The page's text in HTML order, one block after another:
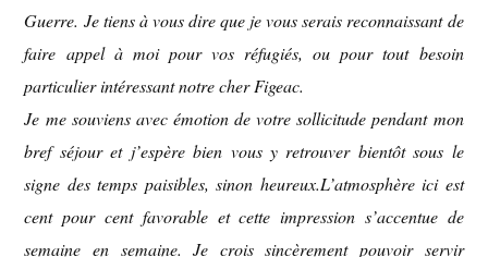
Guerre. Je tiens à vous dire que je vous serais reconnaissant de
faire appel à moi pour vos réfugiés, ou pour tout besoin
particulier intéressant notre cher Figeac.
Je me souviens avec émotion de votre sollicitude pendant mon
bref séjour et j’espère bien vous y retrouver bientôt sous le
signe des temps paisibles, sinon heureux.L’atmosphère ici est
cent pour cent favorable et cette impression s’accentue de
semaine en semaine. Je crois sincèrement pouvoir servir